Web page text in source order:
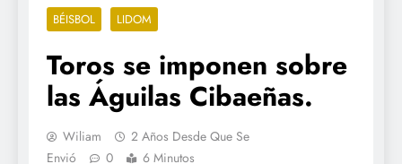
BÉISBOL LIDOM
Toros se imponen sobre
las Águilas Cibaeñas.
Wiliam
2 Años Desde Que Se
Envió
0 6 Minutos